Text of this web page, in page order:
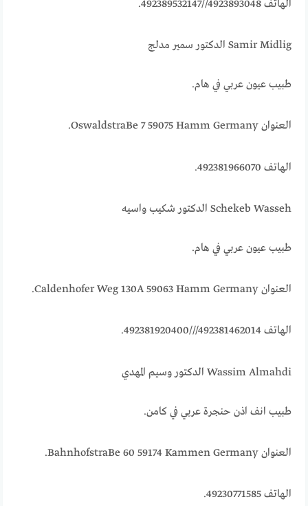
الهاتف 4923893048//492389532147.
Samir Midlig الدكتور سمير مدلج
طبيب عيون عربي في هام.
العنوان OswaldstraBe 7 59075 Hamm Germany.
الهاتف 492381966070.
Schekeb Wasseh الدكتور شكيب واسيه
طبيب عيون عربي في هام.
العنوان Caldenhofer Weg 130A 59063 Hamm Germany.
الهاتف 492381462014///492381920400.
Wassim Almahdi الدكتور وسيم المهدي
طبيب انف اذن حنجرة عربي في كامن.
العنوان BahnhofstraBe 60 59174 Kammen Germany.
الهاتف 49230771585.